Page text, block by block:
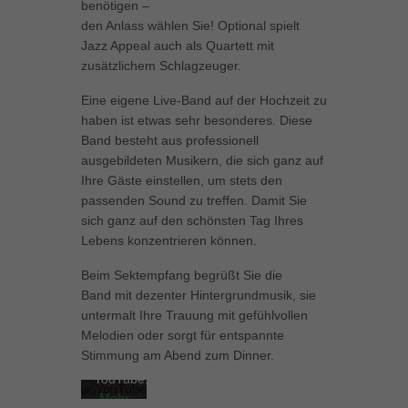
benötigen –
den Anlass wählen Sie! Optional spielt
Jazz Appeal auch als Quartett mit
zusätzlichem Schlagzeuger.
Eine eigene Live-Band auf der Hochzeit zu
haben ist etwas sehr besonderes. Diese
Band besteht aus professionell
ausgebildeten Musikern, die sich ganz auf
Ihre Gäste einstellen, um stets den
passenden Sound zu treffen. Damit Sie
sich ganz auf den schönsten Tag Ihres
Lebens konzentrieren können.
Beim Sektempfang begrüßt Sie die
Band mit dezenter Hintergrundmusik, sie
untermalt Ihre Trauung mit gefühlvollen
Melodien oder sorgt für entspannte
Stimmung am Abend zum Dinner.
Mit
dem
Laden
Videos
akzeptieren
Sie die
Datenschutzerklärung
von
YouTube.
Mehr
dem
Laden
des
Videos
akzeptieren
Sie die
Datenschutzerklärung
können Ihre Einwilligung zu ganzen Kategorien geben oder sich
weitere Informationen anzeigen lassen und so nur bestimmte
Cookies auswählen.
Zurück
Essenziell (1)
Essenzielle Cookies ermöglichen grundlegende Funktionen und sind für
die einwandfreie Funktion der Website erforderlich.
Cookie-Informationen anzeigen
Marketing (1)
Marketing-Cookies werden von Drittanbietern oder Publishern verwendet,
um personalisierte Werbung anzuzeigen. Sie tun dies, indem sie
Besucher über Websites hinweg verfolgen.
Cookie-Informationen anzeigen
Externe Medien (5)